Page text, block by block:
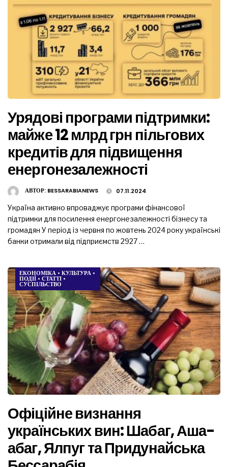
Урядові програми підтримки:
майже 12 млрд грн пільгових
кредитів для підвищення
енергонезалежності
АВТОР: BESSARABIANEWS 07.11.2024
Україна активно впроваджує програми фінансової
підтримки для посилення енергонезалежності бізнесу та
громадян У період із червня по жовтень 2024 року українські
банки отримали від підприємств 2927 …
ЕКОНОМІКА • КУЛЬТУРА •
ПОДІЇ • СТАТТІ •
СУСПІЛЬСТВО
Офіційне визнання
українських вин: Шабаг, Аша-
абаг, Ялпуг та Придунайська